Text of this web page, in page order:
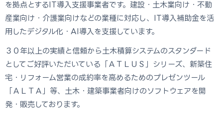
を拠点とするIT導入支援事業者です。建設・土木業向け・不動
産業向け・介護業向けなどの業種に対応し、IT導入補助金を活
用したデジタル化・AI導入を支援しています。
３０年以上の実績と信頼から土木積算システムのスタンダード
としてご好評いただいている「ＡＴＬＵＳ」シリーズ、新築住
宅・リフォーム営業の成約率を高めるためのプレゼンツール
「ＡＬＴＡ」等、土木・建築事業者向けのソフトウェアを開
発・販売しております。